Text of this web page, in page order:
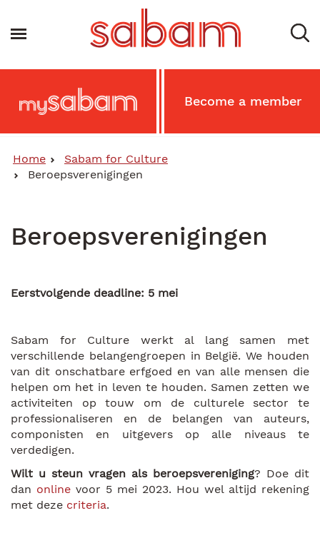
main
Main
Secondary
Menu
MySabam Become a member
Toggle navigation
Home
Sabam for Culture
Beroepsverenigingen
Beroepsverenigingen
Eerstvolgende deadline: 5 mei
Sabam for Culture werkt al lang samen met
verschillende belangengroepen in België. We houden
van dit onschatbare erfgoed en van alle mensen die
helpen om het in leven te houden. Samen zetten we
activiteiten op touw om de culturele sector te
professionaliseren en de belangen van auteurs,
componisten en uitgevers op alle niveaus te
verdedigen.
Wilt u steun vragen als beroepsvereniging? Doe dit
dan online voor 5 mei 2023. Hou wel altijd rekening
met deze criteria.